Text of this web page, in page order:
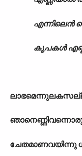
എന്നിലെൻ
കൃപകൾ
ചേതമാണവയിന്നു